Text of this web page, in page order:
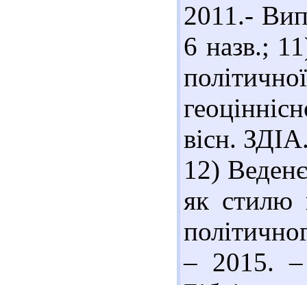
2011.-
6 назв.;
вісн.
12)
як стилю
– 2015.